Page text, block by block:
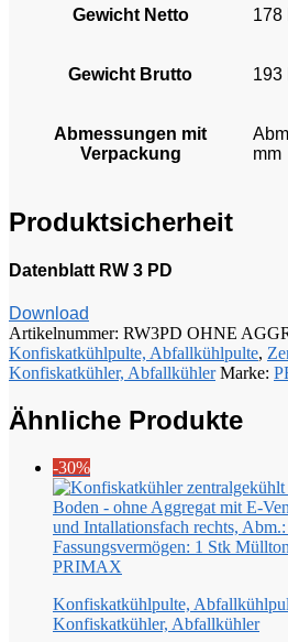
Gewicht Netto 178
Gewicht Brutto 193
Abmessungen mit
Verpackung
mm
Produktsicherheit
Datenblatt RW 3 PD
Download
Artikelnummer: RW3PD OHNE
Konfiskatkühlpulte, Abfallkühlpulte,
Konfiskatkühler, Abfallkühler Marke:
Ähnliche Produkte
-30%
Konfiskatkühlpulte,
Konfiskatkühler, Abfallkühler